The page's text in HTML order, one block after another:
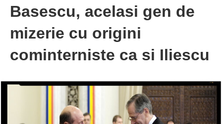
Basescu, acelasi gen de
mizerie cu origini
cominterniste ca si Iliescu